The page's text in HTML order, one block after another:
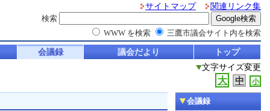
サイトマップ
関連リンク集
検索
WWW を検索
三鷹市議会サイト内を検索
会議録 議会だより
トップ
文字サイズ変更
大 中 小
会議録